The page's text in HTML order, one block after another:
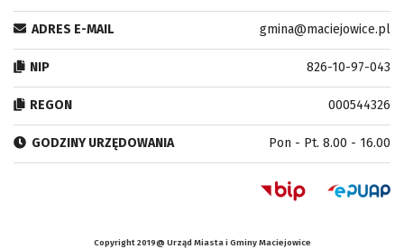
ADRES E-MAIL gmina@maciejowice.pl
NIP 826-10-97-043
REGON 000544326
GODZINY URZĘDOWANIA Pon - Pt. 8.00 - 16.00
Copyright 2019@ Urząd Miasta i Gminy Maciejowice